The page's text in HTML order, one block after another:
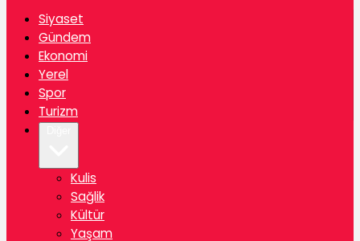
Siyaset
Gündem
Ekonomi
Yerel
Spor
Turizm
Kulis
Sağlik
Kültür
Yaşam